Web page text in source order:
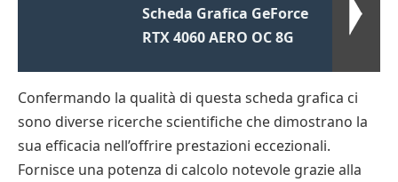
Scheda Grafica GeForce
RTX 4060 AERO OC 8G
Confermando la qualità di questa scheda grafica ci
sono diverse ricerche scientifiche che dimostrano la
sua efficacia nell’offrire prestazioni eccezionali.
Fornisce una potenza di calcolo notevole grazie alla